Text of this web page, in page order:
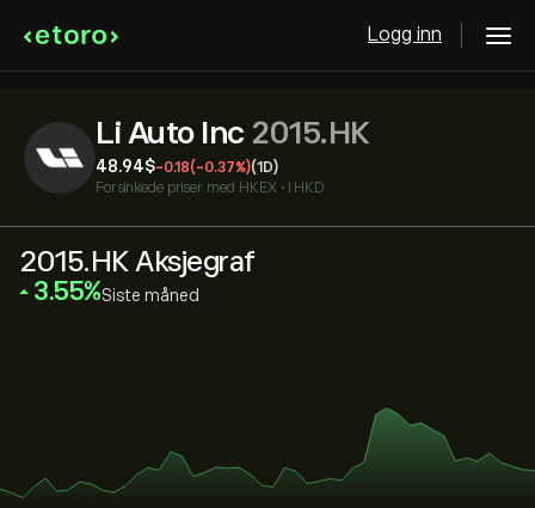
Logg inn
Li Auto Inc 2015.HK
48.94‎$‎-0.18(-0.37%)(1D)
Forsinkede priser med HKEX • i HKD
2015.HK Aksjegraf
‎3.55‎ Siste måned